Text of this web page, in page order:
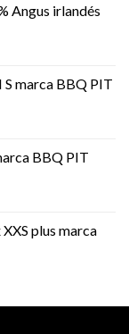
Angus irlandés
marca BBQ PIT
BBQ PIT
plus marca